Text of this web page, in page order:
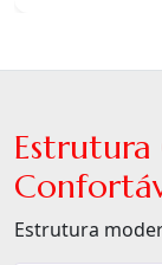
Estrutura